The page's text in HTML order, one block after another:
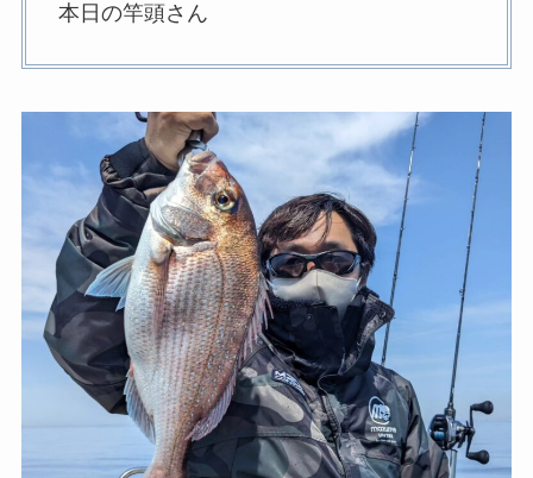
本日の竿頭さん